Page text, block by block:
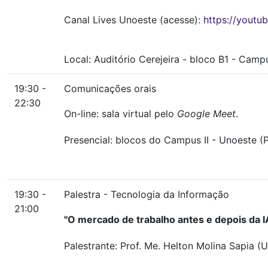
Canal Lives Unoeste (acesse): https://
Local: Auditório Cerejeira - bloco B1 -
19:30 -
22:30
Comunicações orais
On-line: sala virtual pelo Google Meet.
Presencial: blocos do Campus II - Unoeste
19:30 -
21:00
Palestra - Tecnologia da Informação
"O mercado de trabalho antes e depois da
Palestrante: Prof. Me. Helton Molina Sapia